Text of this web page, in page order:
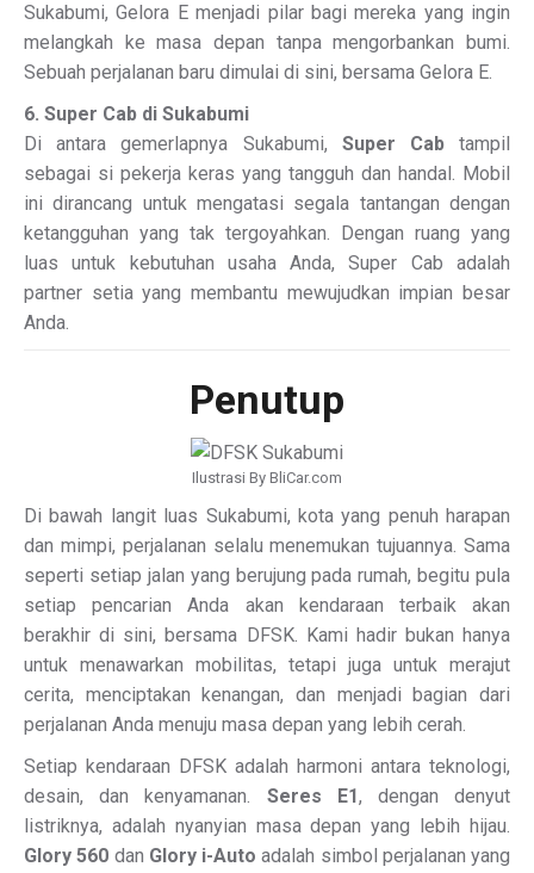
Sukabumi, Gelora E menjadi pilar bagi mereka yang ingin
melangkah ke masa depan tanpa mengorbankan bumi.
Sebuah perjalanan baru dimulai di sini, bersama Gelora E.
6. Super Cab di Sukabumi
Di antara gemerlapnya Sukabumi, Super Cabtampil
sebagai si pekerja keras yang tangguh dan handal. Mobil
ini dirancang untuk mengatasi segala tantangan dengan
ketangguhan yang tak tergoyahkan. Dengan ruang yang
luas untuk kebutuhan usaha Anda, Super Cab adalah
partner setia yang membantu mewujudkan impian besar
Anda.
Penutup
Ilustrasi By BliCar.com
Di bawah langit luas Sukabumi, kota yang penuh harapan
dan mimpi, perjalanan selalu menemukan tujuannya. Sama
seperti setiap jalan yang berujung pada rumah, begitu pula
setiap pencarian Anda akan kendaraan terbaik akan
berakhir di sini, bersama DFSK. Kami hadir bukan hanya
untuk menawarkan mobilitas, tetapi juga untuk merajut
cerita, menciptakan kenangan, dan menjadi bagian dari
perjalanan Anda menuju masa depan yang lebih cerah.
Setiap kendaraan DFSK adalah harmoni antara teknologi,
desain, dan kenyamanan. Seres E1, dengan denyut
listriknya, adalah nyanyian masa depan yang lebih hijau.
Glory 560 dan Glory i-Auto adalah simbol perjalanan yang